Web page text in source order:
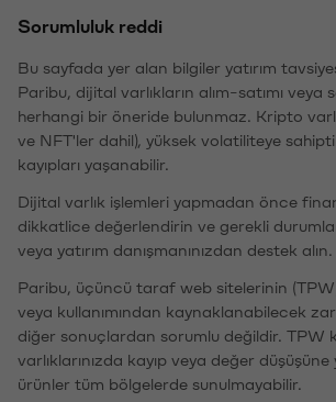
Sorumluluk reddi
Bu sayfada yer alan bilgiler yatırım
Paribu, dijital varlıkların alım-satımı veya
herhangi bir öneride bulunmaz. Kripto
ve NFT'ler dahil), yüksek volatiliteye
kayıpları yaşanabilir.
Dijital varlık işlemleri yapmadan önce
dikkatlice değerlendirin ve gerekli
veya yatırım danışmanınızdan destek alın.
Paribu, üçüncü taraf web sitelerinin
veya kullanımından kaynaklanabilecek
diğer sonuçlardan sorumlu değildir. TPW
varlıklarınızda kayıp veya değer
ürünler tüm bölgelerde sunulmayabilir.